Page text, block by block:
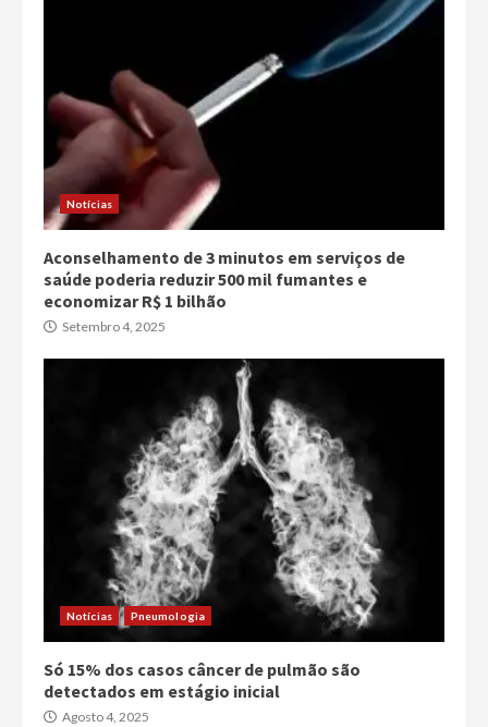
Notícias
Aconselhamento de 3 minutos em serviços de
saúde poderia reduzir 500 mil fumantes e
economizar R$ 1 bilhão
Setembro 4, 2025
Notícias Pneumologia
Só 15% dos casos câncer de pulmão são
detectados em estágio inicial
Agosto 4, 2025